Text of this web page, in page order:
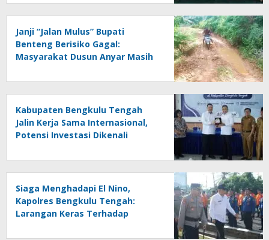
Janji “Jalan Mulus” Bupati
Benteng Berisiko Gagal:
Masyarakat Dusun Anyar Masih
Genangan
Kabupaten Bengkulu Tengah
Jalin Kerja Sama Internasional,
Potensi Investasi Dikenali
Siaga Menghadapi El Nino,
Kapolres Bengkulu Tengah:
Larangan Keras Terhadap